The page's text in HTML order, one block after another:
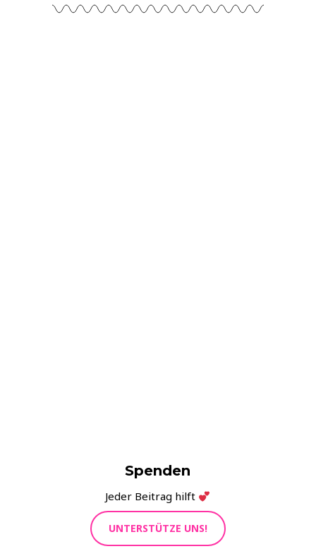
Spenden
Jeder Beitrag hilft
UNTERSTÜTZE UNS!